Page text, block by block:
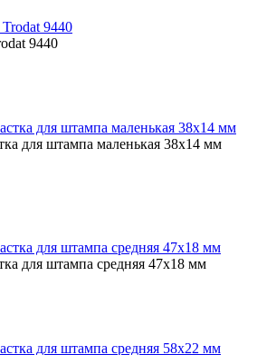
9440
для штампа маленькая 38х14 мм
для штампа средняя 47х18 мм